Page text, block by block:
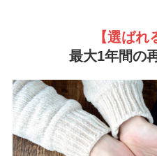
【選ばれ
最大1年間の